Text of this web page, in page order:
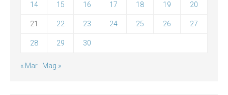
14 15 16 17 18 19 20
21 22 23 24 25 26 27
28 29 30
« Mar Mag »